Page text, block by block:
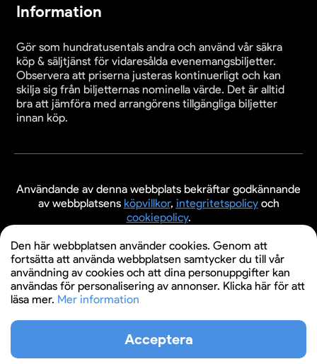
Information
Gör som hundratusentals andra och använd vår säkra
köp & säljtjänst för vidaresålda evenemangsbiljetter.
Observera att priserna justeras kontinuerligt och kan
skilja sig från biljetternas nominella värde. Det är alltid
bra att jämföra med arrangörens tillgängliga biljetter
innan köp.
Användande av denna webbplats bekräftar godkännande
av webbplatsens köpvillkor, integritetspolicyoch
cookiepolicy.
© 2026 Evenemangsbiljetter.se
Den här webbplatsen använder cookies. Genom att
fortsätta att använda webbplatsen samtycker du till vår
användning av cookies och att dina personuppgifter kan
användas för personalisering av annonser. Klicka här för att
läsa mer. Mer information
Acceptera